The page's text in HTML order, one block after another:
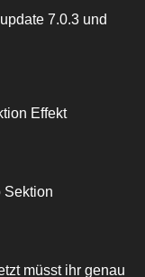
7.0.3 und
Effekt
Sektion
müsst ihr genau